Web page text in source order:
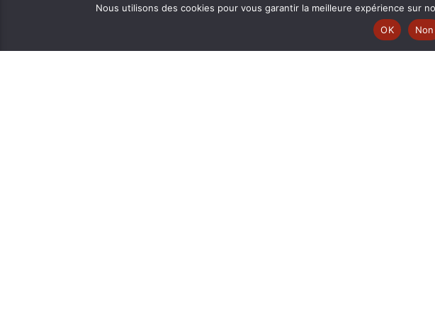
frequence.mutine[at]orange.fr
CORLAB | www.corlab.org|
Nous utilisons des cookies pour vous garantir la meilleure expérience sur
OK
Non